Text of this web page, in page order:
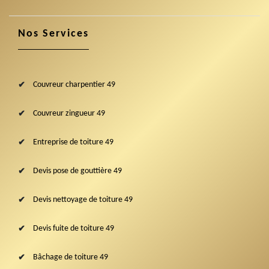
Nos Services
Couvreur charpentier 49
Couvreur zingueur 49
Entreprise de toiture 49
Devis pose de gouttière 49
Devis nettoyage de toiture 49
Devis fuite de toiture 49
Bâchage de toiture 49